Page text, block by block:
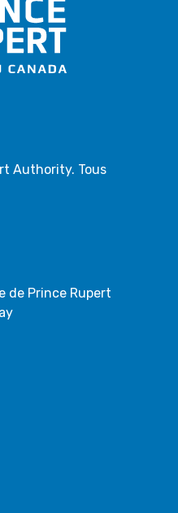
Authority. Tous
de Prince Rupert